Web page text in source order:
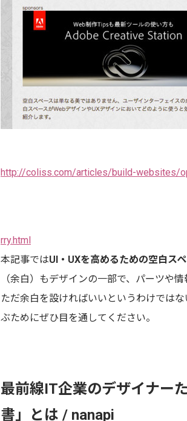
http://coliss.com/articles/build-websites/
rry.html
本記事ではUI・UXを高めるための空白ス
（余白）もデザインの一部で、パーツや
ただ余白を設ければいいというわけでは
ぶためにぜひ目を通してください。
最前線IT企業のデザイナー
書」とは / nanapi